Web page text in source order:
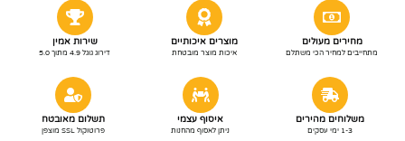
מחירים מעולים
מתחייבים למחיר הכי משתלם
מוצרים איכותיים
איכות מוצר מובטחת
שירות אמין
דירוג גוגל 4.9 מתוך 5.0
משלוחים מהירים
1-3 ימי עסקים
איסוף עצמי
ניתן לאסוף מהחנות
תשלום מאובטח
פרוטוקול SSL מוצפן